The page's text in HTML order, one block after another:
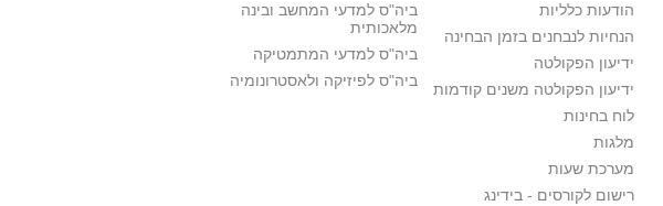
הודעות כלליות
הנחיות לנבחנים בזמן הבחינה
ידיעון הפקולטה
ידיעון הפקולטה משנים קודמות
לוח בחינות
מלגות
מערכת שעות
רישום לקורסים - בידינג
ביה"ס למדעי המחשב ובינה
מלאכותית
ביה"ס למדעי המתמטיקה
ביה"ס לפיזיקה ולאסטרונומיה